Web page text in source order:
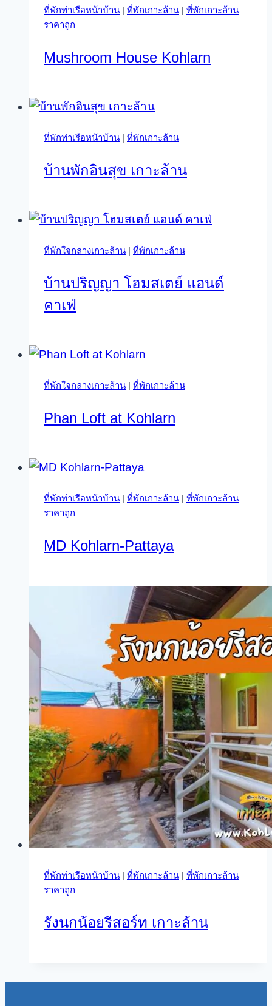
ที่พักท่าเรือหน้าบ้าน | ที่พักเกาะล้าน | ที่พักเกาะล้าน
ราคาถูก
Mushroom House Kohlarn
ที่พักท่าเรือหน้าบ้าน | ที่พักเกาะล้าน
บ้านพักอินสุข เกาะล้าน
ที่พักใจกลางเกาะล้าน | ที่พักเกาะล้าน
บ้านปริญญา โฮมสเตย์ แอนด์
คาเฟ่
ที่พักใจกลางเกาะล้าน | ที่พักเกาะล้าน
Phan Loft at Kohlarn
ที่พักท่าเรือหน้าบ้าน | ที่พักเกาะล้าน | ที่พักเกาะล้าน
ราคาถูก
MD Kohlarn-Pattaya
ที่พักท่าเรือหน้าบ้าน | ที่พักเกาะล้าน | ที่พักเกาะล้าน
ราคาถูก
รังนกน้อยรีสอร์ท เกาะล้าน